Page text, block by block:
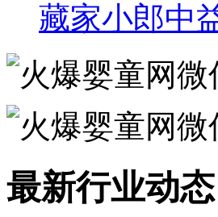
藏家小郎中
最新行业动态